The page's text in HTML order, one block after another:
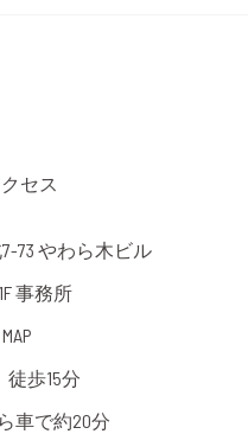
セス
73 やわら木ビル
事務所
歩15分
車で約20分